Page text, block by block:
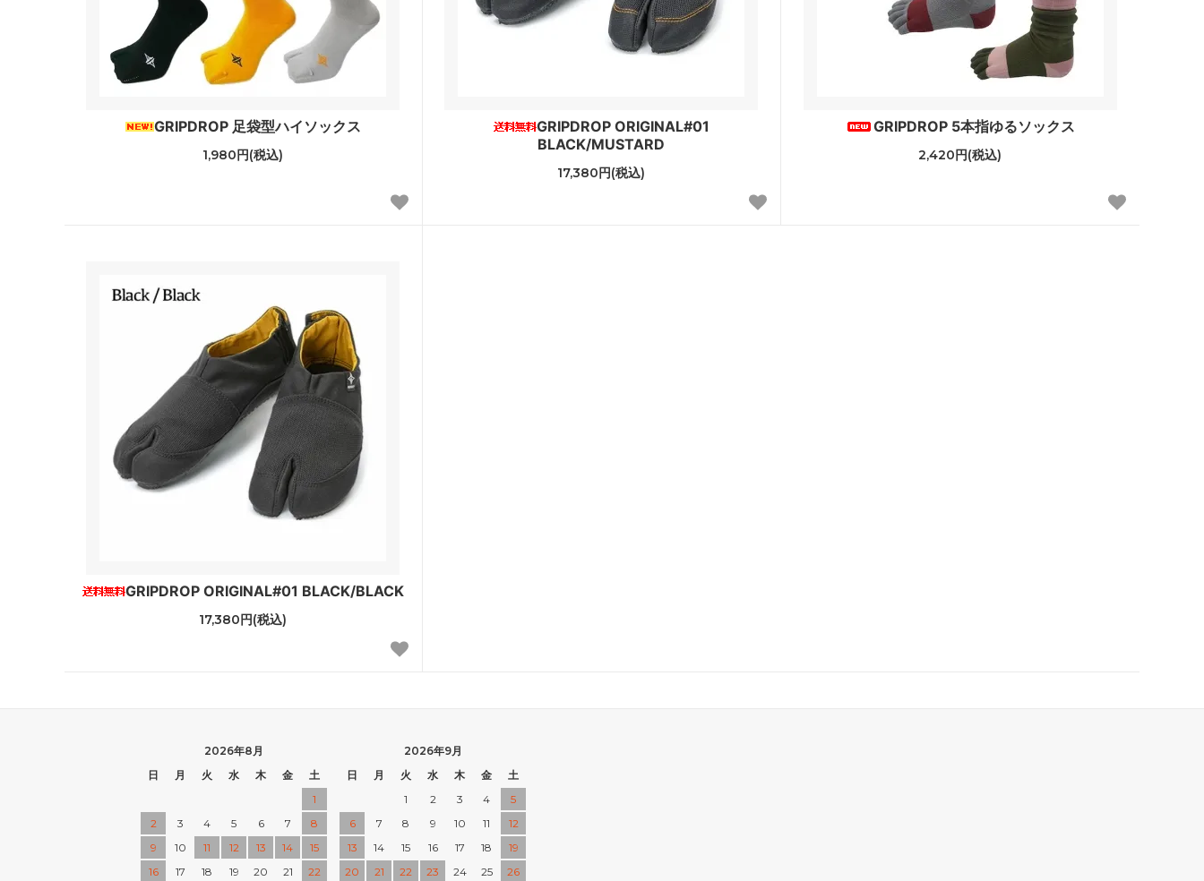
GRIPDROP 足袋型ハイソックス
1,980円(税込)
GRIPDROP ORIGINAL#01
BLACK/MUSTARD
17,380円(税込)
GRIPDROP 5本指ゆるソックス
2,420円(税込)
GRIPDROP ORIGINAL#01 BLACK/BLACK
17,380円(税込)
2026年8月
日
月 火 水 木 金
土
1
2
3 4 5 6 7
8
9
10 11 12 13 14
15
16
17 18 19 20 21
22
2026年9月
日
月 火 水 木 金
土
1
2 3 4
5
6
7 8 9 10 11
12
13
14 15 16 17 18
19
20
21 22 23 24 25
26